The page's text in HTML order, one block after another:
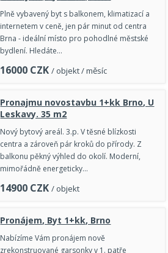
Plně vybavený byt s balkonem, klimatizací a
internetem v ceně, jen pár minut od centra
Brna - ideální místo pro pohodlné městské
bydlení. Hledáte…
16000 CZK / objekt / měsíc
Pronajmu novostavbu 1+kk Brno, U
Leskavy. 35 m2
Nový bytový areál. 3.p. V těsné blízkosti
centra a zároveň pár kroků do přírody. Z
balkonu pěkný výhled do okolí. Moderní,
mimořádně energeticky…
14900 CZK / objekt
Pronájem, Byt 1+kk, Brno
Nabízíme Vám pronájem nově
zrekonstruované garsonky v 1. patře